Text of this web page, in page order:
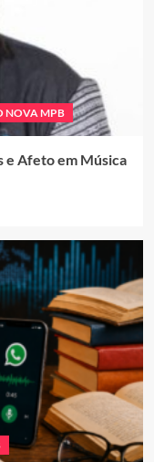
NOVA MPB
e Afeto em Música